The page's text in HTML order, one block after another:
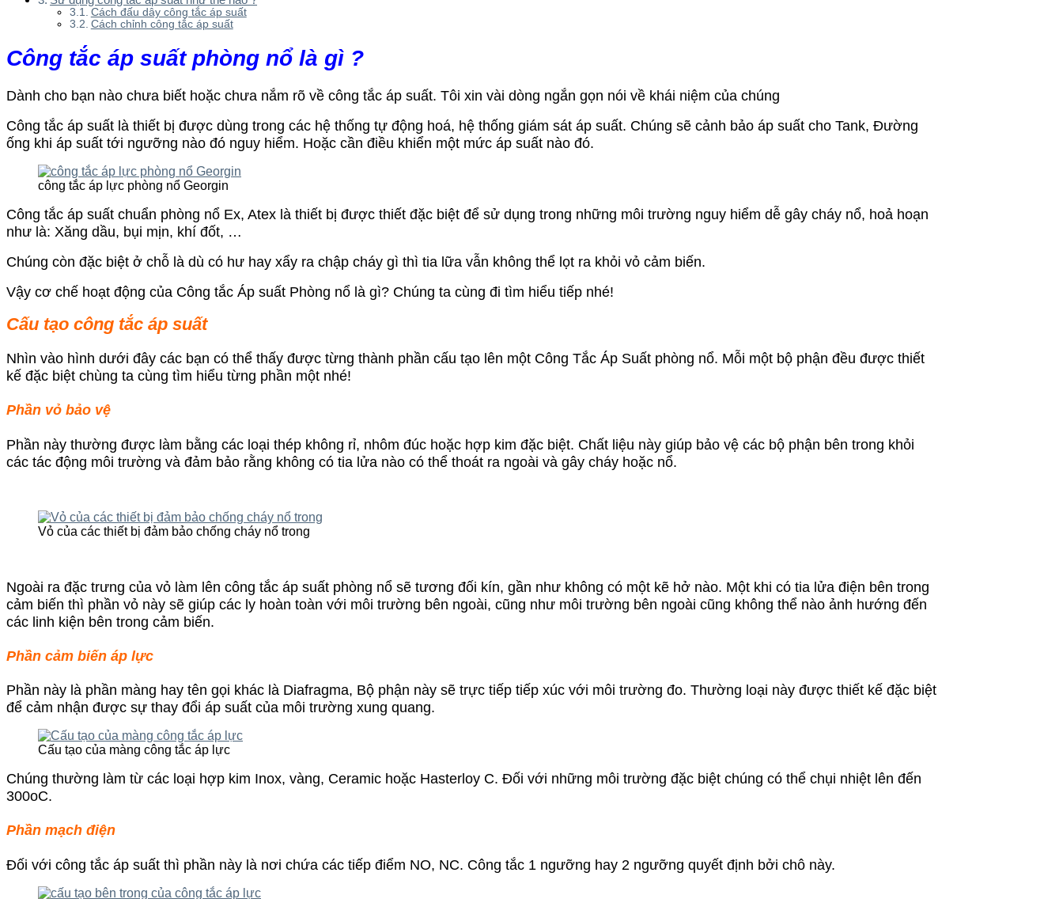
Cách đấu dây công tắc áp suất
Cách chỉnh công tắc áp suất
Công tắc áp suất phòng nổ là gì ?
Dành cho bạn nào chưa biết hoặc chưa nắm rõ về công tắc áp suất. Tôi xin vài dòng ngắn gọn nói về khái niệm của chúng
Công tắc áp suất là thiết bị được dùng trong các hệ thống tự động hoá, hệ thống giám sát áp suất. Chúng sẽ cảnh bảo áp suất cho Tank, Đường
ống khi áp suất tới ngưỡng nào đó nguy hiểm. Hoặc cần điều khiển một mức áp suất nào đó.
công tắc áp lực phòng nổ Georgin
Công tắc áp suất chuẩn phòng nổ Ex, Atex là thiết bị được thiết đặc biệt để sử dụng trong những môi trường nguy hiểm dễ gây cháy nổ, hoả hoạn
như là: Xăng dầu, bụi mịn, khí đốt, …
Chúng còn đặc biệt ở chỗ là dù có hư hay xẩy ra chập cháy gì thì tia lữa vẫn không thể lọt ra khỏi vỏ cảm biến.
Vậy cơ chế hoạt động của Công tắc Áp suất Phòng nổ là gì? Chúng ta cùng đi tìm hiểu tiếp nhé!
Cấu tạo công tắc áp suất
Nhìn vào hình dưới đây các bạn có thể thấy được từng thành phần cấu tạo lên một Công Tắc Áp Suất phòng nổ. Mỗi một bộ phận đều được thiết
kế đặc biệt chùng ta cùng tìm hiểu từng phần một nhé!
Phần vỏ bảo vệ
Phần này thường được làm bằng các loại thép không rỉ, nhôm đúc hoặc hợp kim đặc biệt. Chất liệu này giúp bảo vệ các bộ phận bên trong khỏi
các tác động môi trường và đảm bảo rằng không có tia lửa nào có thể thoát ra ngoài và gây cháy hoặc nổ.
Vỏ của các thiết bị đảm bảo chống cháy nổ trong
Ngoài ra đặc trưng của vỏ làm lên công tắc áp suất phòng nổ sẽ tương đối kín, gần như không có một kẽ hở nào. Một khi có tia lửa điện bên trong
cảm biến thì phần vỏ này sẽ giúp các ly hoàn toàn với môi trường bên ngoài, cũng như môi trường bên ngoài cũng không thể nào ảnh hướng đến
các linh kiện bên trong cảm biến.
Phần cảm biến áp lực
Phần này là phần màng hay tên gọi khác là Diafragma, Bộ phận này sẽ trực tiếp tiếp xúc với môi trường đo. Thường loại này được thiết kế đặc biệt
để cảm nhận được sự thay đổi áp suất của môi trường xung quang.
Cấu tạo của màng công tắc áp lực
Chúng thường làm từ các loại hợp kim Inox, vàng, Ceramic hoặc Hasterloy C. Đối với những môi trường đặc biệt chúng có thể chụi nhiệt lên đến
300oC.
Phần mạch điện
Đối với công tắc áp suất thì phần này là nơi chứa các tiếp điểm NO, NC. Công tắc 1 ngưỡng hay 2 ngưỡng quyết định bởi chô này.